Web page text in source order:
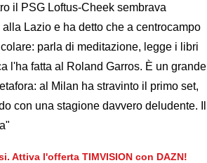
il PSG Loftus-Cheek sembrava
Lazio e ha detto che a centrocampo
parla di meditazione, legge i libri
l'ha fatta al Roland Garros. È un grande
al Milan ha stravinto il primo set,
con una stagione davvero deludente. Il
Attiva l'offerta TIMVISION con DAZN!